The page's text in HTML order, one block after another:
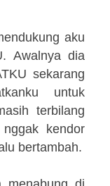
aku
Awalnya dia
sekarang
untuk
terbilang
kendor
bertambah.